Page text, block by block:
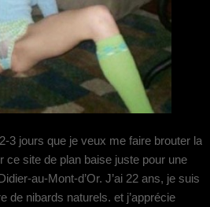
3 jours que je veux me faire brouter la
ce site de plan baise juste pour une
au-Mont-d’Or. J’ai 22 ans, je suis
de nibards naturels. et j’apprécie